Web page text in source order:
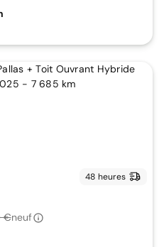
48 heures
€neuf